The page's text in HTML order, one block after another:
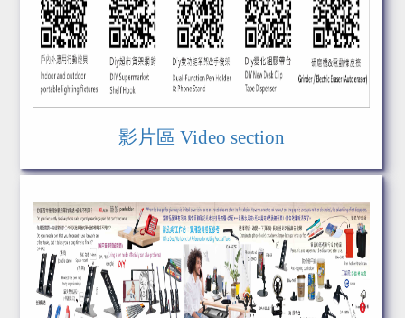
影片區 Video section